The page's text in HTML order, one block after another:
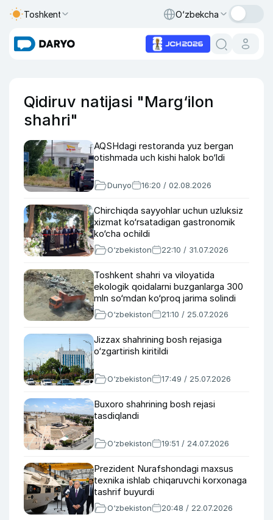
Toshkent O‘zbekcha
Qidiruv natijasi "Marg‘ilon
shahri"
AQSHdagi restoranda yuz bergan
otishmada uch kishi halok bo‘ldi
Dunyo 16:20 / 02.08.2026
Chirchiqda sayyohlar uchun uzluksiz
xizmat ko‘rsatadigan gastronomik
ko‘cha ochildi
O‘zbekiston 22:10 / 31.07.2026
Toshkent shahri va viloyatida
ekologik qoidalarni buzganlarga 300
mln so‘mdan ko‘proq jarima solindi
O‘zbekiston 21:10 / 25.07.2026
Jizzax shahrining bosh rejasiga
o‘zgartirish kiritildi
O‘zbekiston 17:49 / 25.07.2026
Buxoro shahrining bosh rejasi
tasdiqlandi
O‘zbekiston 19:51 / 24.07.2026
Prezident Nurafshondagi maxsus
texnika ishlab chiqaruvchi korxonaga
tashrif buyurdi
O‘zbekiston 20:48 / 22.07.2026